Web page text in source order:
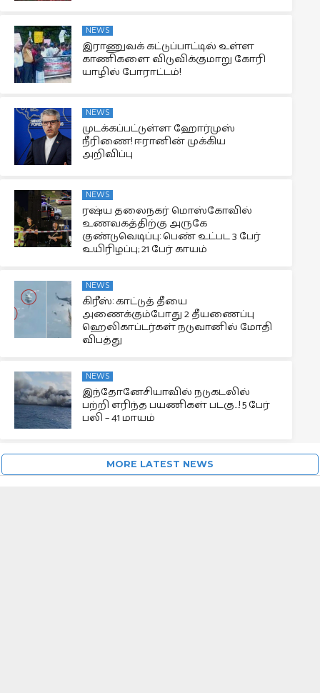
NEWS
இராணுவக் கட்டுப்பாட்டில் உள்ள
காணிகளை விடுவிக்குமாறு கோரி
யாழில் போராட்டம்!
NEWS
முடக்கப்பட்டுள்ள ஹோர்முஸ்
நீரிணை! ஈரானின் முக்கிய
அறிவிப்பு
NEWS
ரஷ்ய தலைநகர் மொஸ்கோவில்
உணவகத்திற்கு அருகே
குண்டுவெடிப்பு: பெண் உட்பட 3 பேர்
உயிரிழப்பு; 21 பேர் காயம்
NEWS
கிரீஸ்: காட்டுத் தீயை
அணைக்கும்போது 2 தீயணைப்பு
ஹெலிகாப்டர்கள் நடுவானில் மோதி
விபத்து
NEWS
இந்தோனேசியாவில் நடுகடலில்
பற்றி எரிந்த பயணிகள் படகு…! 5 பேர்
பலி – 41 மாயம்
MORE LATEST NEWS